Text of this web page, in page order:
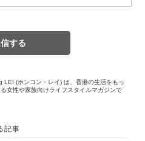
LEI (ホンコン・レイ) は、香港の生活をもっ
る女性や家族向けライフスタイルマガジンで
記事